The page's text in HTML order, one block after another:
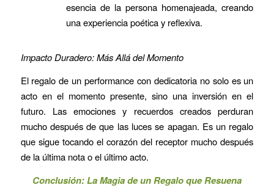
esencia de la persona homenajeada, creando
una experiencia poética y reflexiva.
Impacto Duradero: Más Allá del Momento
El regalo de un performance con dedicatoria no solo es un
acto en el momento presente, sino una inversión en el
futuro. Las emociones y recuerdos creados perduran
mucho después de que las luces se apagan. Es un regalo
que sigue tocando el corazón del receptor mucho después
de la última nota o el último acto.
Conclusión: La Magia de un Regalo que Resuena